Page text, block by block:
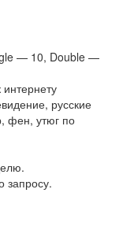
— 10, Double —
русские
фен, утюг по
запросу.